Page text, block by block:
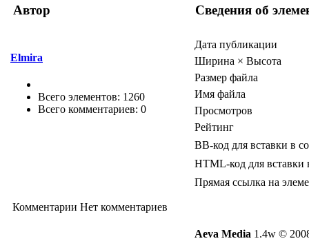
Автор Сведения об
Elmira
Всего элементов: 1260
Всего комментариев: 0
Дата публикации
Ширина × Высота
Размер файла
Имя файла
Просмотров
Рейтинг
BB-код для вставки в
HTML-код для вставки
Прямая ссылка на
Комментарии Нет комментариев
Aeva Media 1.4w ©